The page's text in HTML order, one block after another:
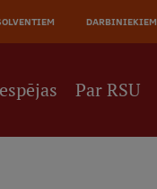
DARBINIEKIEM
Par RSU